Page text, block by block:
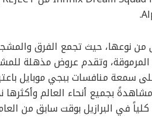
كأس عالم ببجي موبايل 2024 الأولى من نوعها، حيث
المرموقة، وتقدم عروض مذهلة
سمعة منافسات ببجي موبايل
بجميع أنحاء العالم
في البرازيل بوقت سابق من